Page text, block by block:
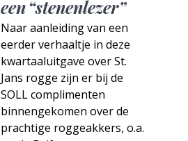
een “stenenlezer”
Naar aanleiding van een
eerder verhaaltje in deze
kwartaaluitgave over St.
Jans rogge zijn er bij de
SOLL complimenten
binnengekomen over de
prachtige roggeakkers, o.a.